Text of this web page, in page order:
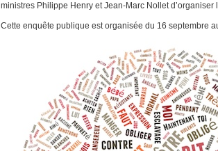
ministres Philippe Henry et Jean-Marc Nollet d’organiser
Cette enquête publique est organisée du 16 septembre